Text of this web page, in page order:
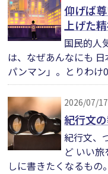
仰げば
上げた
国民的人
は、なぜあんなにも
パンマン」。とりわけ
2026/07/17
紀行文
紀行文、
ど いい
しに書きたくなるもの